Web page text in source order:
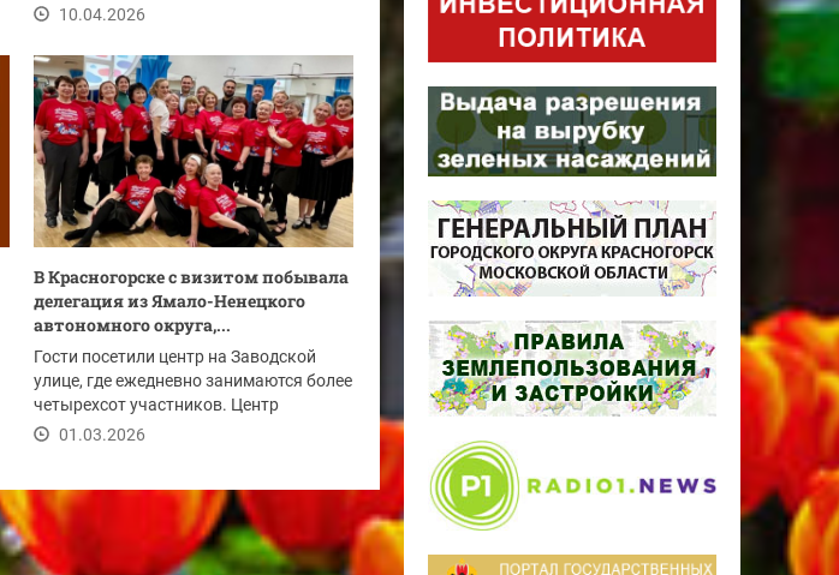
губернаторского проекта...
10.04.2026
В Красногорске с визитом побывала
делегация из Ямало-Ненецкого
автономного округа,...
Гости посетили центр на Заводской
улице, где ежедневно занимаются более
четырехсот участников. Центр
«Активное...
01.03.2026